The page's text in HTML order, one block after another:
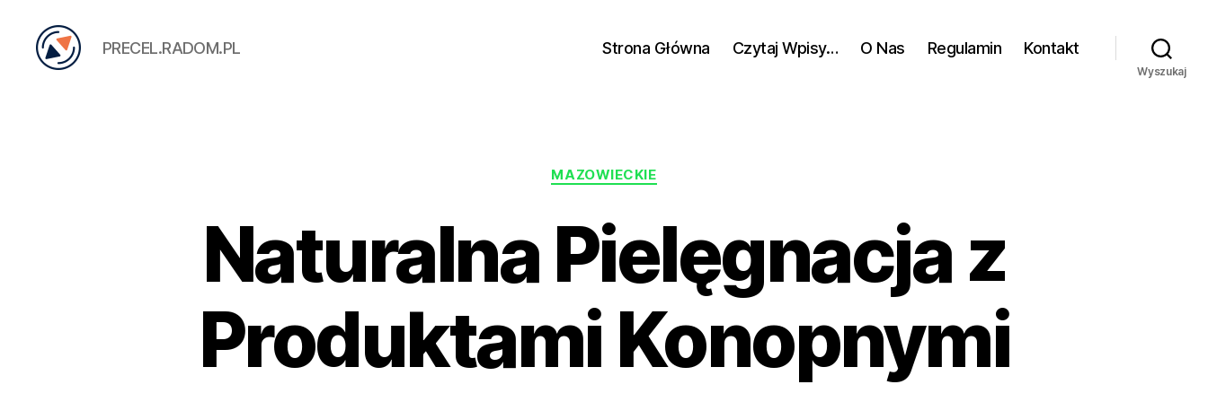
PRECEL.RADOM.PL Strona Główna Czytaj Wpisy… O Nas Regulamin Kontakt
Wyszukaj
Kategorie
MAZOWIECKIE
Naturalna Pielęgnacja z
Produktami Konopnymi